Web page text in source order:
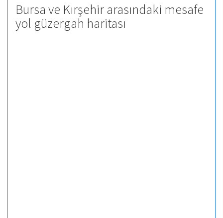
Bursa ve Kırşehir arasındaki mesafe
yol güzergah haritası